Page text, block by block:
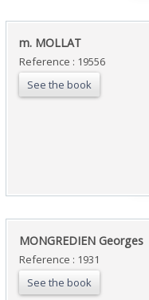
‎m. MOLLAT‎
Reference : 19556
See the book
‎MONGREDIEN Georges‎
Reference : 1931
See the book